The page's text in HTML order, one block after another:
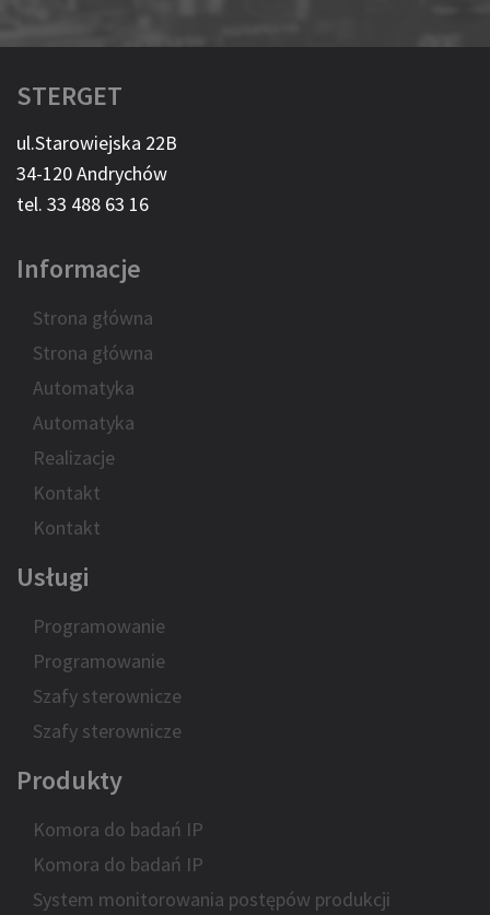
STERGET
ul.Starowiejska 22B
34-120 Andrychów
tel. 33 488 63 16
Informacje
Strona główna
Strona główna
Automatyka
Automatyka
Realizacje
Kontakt
Kontakt
Usługi
Programowanie
Programowanie
Szafy sterownicze
Szafy sterownicze
Produkty
Komora do badań IP
Komora do badań IP
System monitorowania postępów produkcji